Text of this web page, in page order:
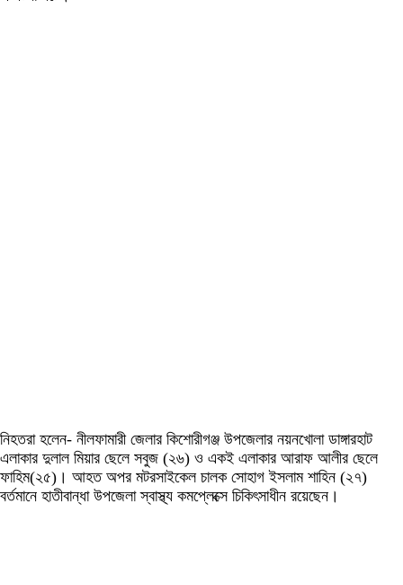
নিহতরা হলেন- নীলফামারী জেলার কিশোরীগঞ্জ উপজেলার নয়নখোলা ডাঙ্গারহাট
এলাকার দুলাল মিয়ার ছেলে সবুজ (২৬) ও একই এলাকার আরাফ আলীর ছেলে
ফাহিম(২৫)। আহত অপর মটরসাইকেল চালক সোহাগ ইসলাম শাহিন (২৭)
বর্তমানে হাতীবান্ধা উপজেলা স্বাস্থ্য কমপ্লেক্সে চিকিৎসাধীন রয়েছেন।